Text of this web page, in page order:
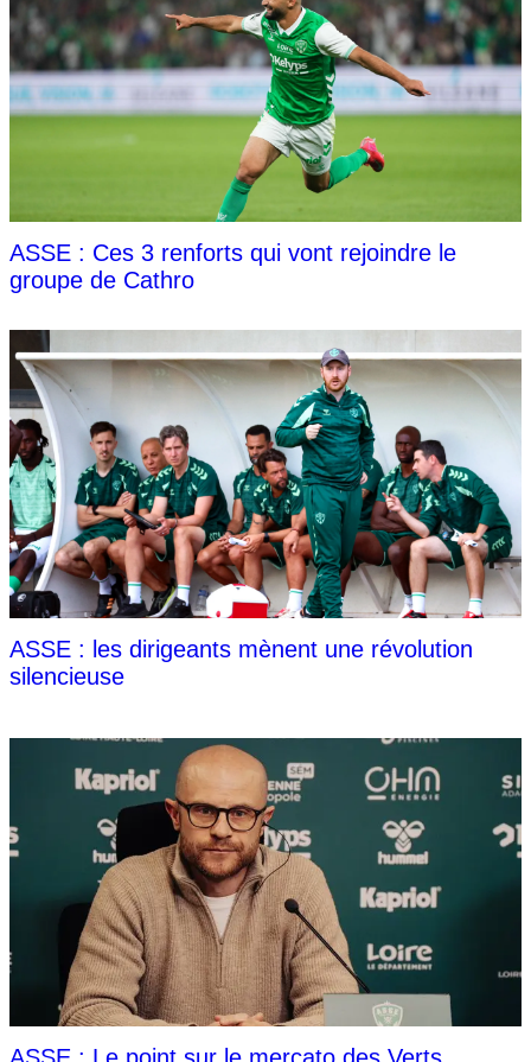
ASSE : Ces 3 renforts qui vont rejoindre le
groupe de Cathro
ASSE : les dirigeants mènent une révolution
silencieuse